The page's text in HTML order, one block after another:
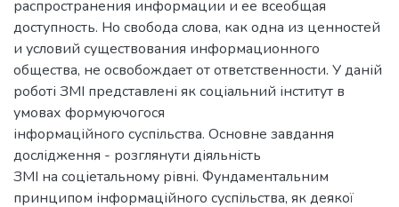
распространения информации и ее всеобщая
доступность. Но свобода слова, как одна из ценностей
и условий существования информационного
общества, не освобождает от ответственности. У даній
роботі ЗМІ представлені як соціальний інститут в
умовах формуючогося
інформаційного суспільства. Основне завдання
дослідження - розглянути діяльність
ЗМІ на соціетальному рівні. Фундаментальним
принципом інформаційного суспільства, як деякої